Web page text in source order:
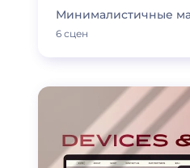
Минималистичные
6 сцен